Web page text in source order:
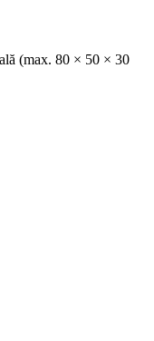
(max. 80 × 50 × 30